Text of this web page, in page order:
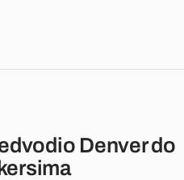
Denver do